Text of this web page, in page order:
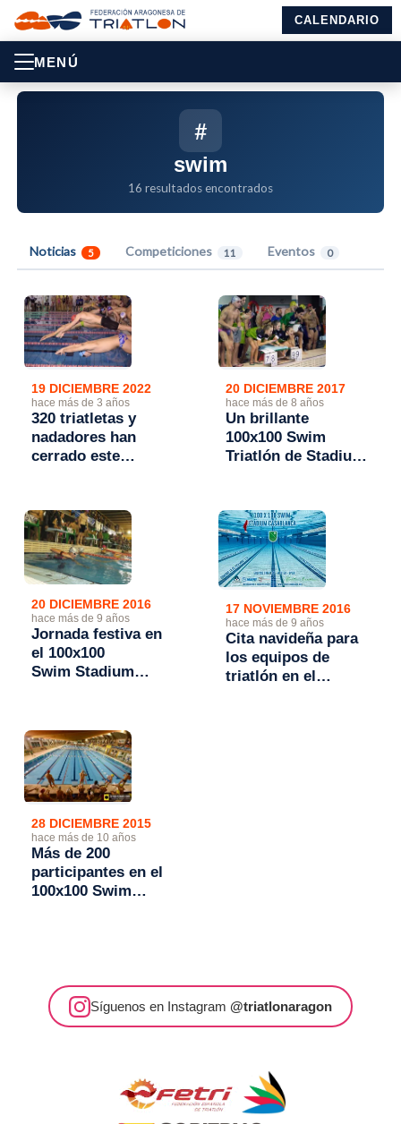
CALENDARIO
MENÚ
#
swim
16 resultados encontrados
Noticias 5 Competiciones 11 Eventos 0
19 DICIEMBRE 2022
hace más de 3 años
320 triatletas y
nadadores han
cerrado este
100x100 Swim
Stadium
Casablanca
20 DICIEMBRE 2017
hace más de 8 años
Un brillante
100x100 Swim
Triatlón de Stadium
20 DICIEMBRE 2016
hace más de 9 años
Jornada festiva en
el 100x100
Swim Stadium
17 NOVIEMBRE 2016
hace más de 9 años
Cita navideña para
los equipos de
triatlón en el
28 DICIEMBRE 2015
hace más de 10 años
Más de 200
participantes en el
100x100 Swim
Síguenos en Instagram @triatlonaragon